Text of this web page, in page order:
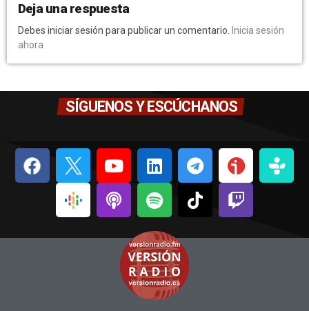
Deja una respuesta
Debes iniciar sesión para publicar un comentario.
Inicia sesión
ahora
SÍGUENOS Y ESCÚCHANOS